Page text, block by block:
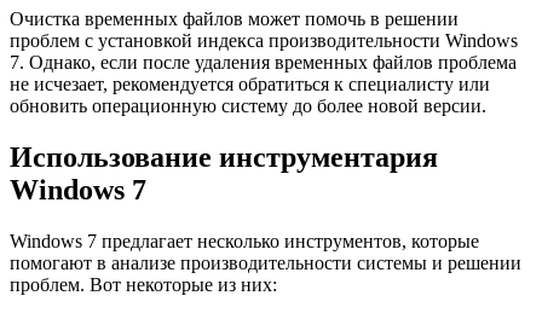
Очистка временных файлов может помочь в решении
проблем с установкой индекса производительности Windows
7. Однако, если после удаления временных файлов проблема
не исчезает, рекомендуется обратиться к специалисту или
обновить операционную систему до более новой версии.
Использование инструментария
Windows 7
Windows 7 предлагает несколько инструментов, которые
помогают в анализе производительности системы и решении
проблем. Вот некоторые из них: